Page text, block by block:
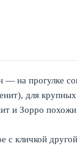
на прогулке
для
Зорро
кличкой